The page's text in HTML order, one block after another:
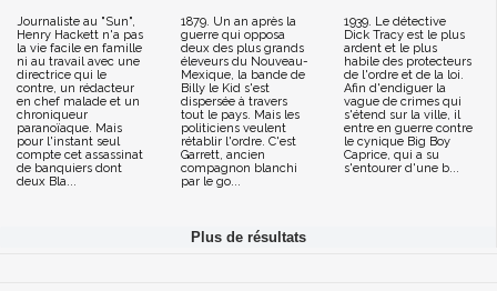
Journaliste au "Sun",
Henry Hackett n'a pas
la vie facile en famille
ni au travail avec une
directrice qui le
contre, un rédacteur
en chef malade et un
chroniqueur
paranoïaque. Mais
pour l'instant seul
compte cet assassinat
de banquiers dont
deux Bla...
1879. Un an après la
guerre qui opposa
deux des plus grands
éleveurs du Nouveau-
Mexique, la bande de
Billy le Kid s'est
dispersée à travers
tout le pays. Mais les
politiciens veulent
rétablir l'ordre. C'est
Garrett, ancien
compagnon blanchi
par le go...
1939. Le détective
Dick Tracy est le plus
ardent et le plus
habile des protecteurs
de l'ordre et de la loi.
Afin d'endiguer la
vague de crimes qui
s'étend sur la ville, il
entre en guerre contre
le cynique Big Boy
Caprice, qui a su
s'entourer d'une b...